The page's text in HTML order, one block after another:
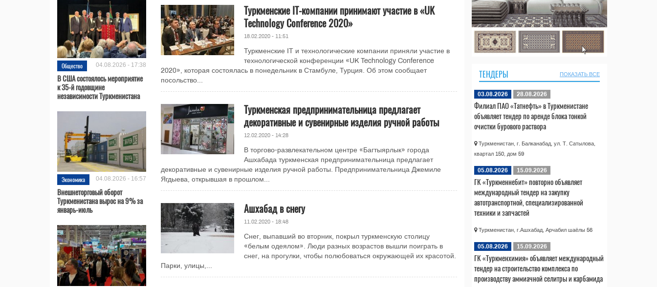
Общество 04.08.2026 - 17:38
В США состоялось мероприятие
к 35-й годовщине
независимости Туркменистана
Экономика 04.08.2026 - 16:57
Внешнеторговый оборот
Туркменистана вырос на 9% за
январь-июль
Туркменские IT-компании принимают участие в «UK
Technology Conference 2020»
18.02.2020 - 11:51
Туркменские IT и технологические компании приняли участие в
технологической конференции «UK Technology Conference
2020», которая состоялась в понедельник в Стамбуле, Турция. Об этом сообщает
посольство...
Туркменская предпринимательница предлагает
декоративные и сувенирные изделия ручной работы
12.02.2020 - 14:28
В торгово-развлекательном центре «Багтыярлык» города
Ашхабада туркменская предпринимательница предлагает
декоративные и сувенирные изделия ручной работы. Предпринимательница Джемиле
Ягдыева, открывшая в прошлом...
Ашхабад в снегу
11.02.2020 - 18:48
Снег, выпавший во вторник, покрыл туркменскую столицу
«белым одеялом». Люди разных возрастов вышли поиграть в
снег, на прогулки, чтобы полюбоваться окружающей их красотой.
Парки, улицы,...
ТЕНДЕРЫ ПОКАЗАТЬ ВСЕ
03.08.2026 28.08.2026
Филиал ПАО «Татнефть» в Туркменистане
объявляет тендер по аренде блока тонкой
очистки бурового раствора
Туркменистан, г. Балканабад, ул. Т. Сатылова,
квартал 150, дом 59
05.08.2026 15.09.2026
ГК «Туркменнебит» повторно объявляет
международный тендер на закупку
автотранспортной, специализированной
техники и запчастей
Туркменистан, г.Ашхабад, Арчабил шаёлы 56
05.08.2026 15.09.2026
ГК «Туркменхимия» объявляет международный
тендер на строительство комплекса по
производству аммиачной селитры и карбамида